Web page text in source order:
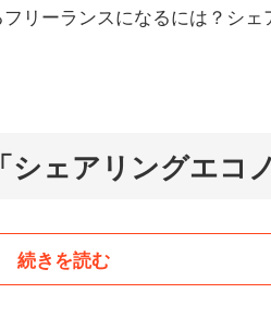
リーランスになるには？シ
ェアリングエコ
続きを読む